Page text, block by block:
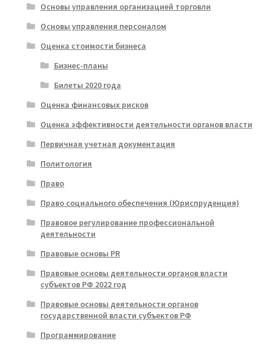
Основы управления организацией торговли
Основы управления персоналом
Оценка стоимости бизнеса
Бизнес-планы
Билеты 2020 года
Оценка финансовых рисков
Оценка эффективности деятельности органов власти
Первичная учетная документация
Политология
Право
Право социального обеспечения (Юриспруденция)
Правовое регулирование профессиональной
деятельности
Правовые основы PR
Правовые основы деятельности органов власти
субъектов РФ 2022 год
Правовые основы деятельности органов
государственной власти субъектов РФ
Программирование